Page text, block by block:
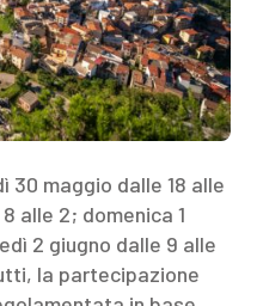
30 maggio dalle 18 alle
alle 2; domenica 1
2 giugno dalle 9 alle
la partecipazione